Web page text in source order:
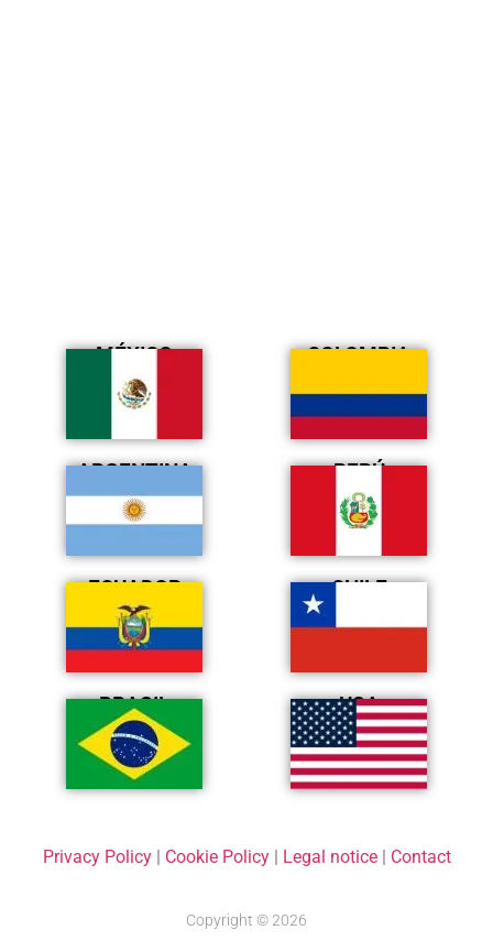
MÉXICO COLOMBIA
ARGENTINA PERÚ
ECUADOR CHILE
BRASIL USA
Privacy Policy| Cookie Policy| Legal notice| Contact
Copyright © 2026